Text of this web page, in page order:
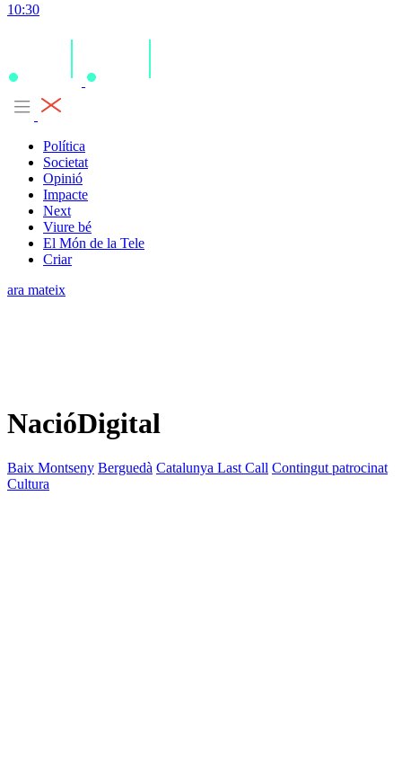
10:30
Política
Societat
Opinió
Impacte
Next
Viure bé
El Món de la Tele
Criar
ara mateix
NacióDigital
Baix Montseny Berguedà Catalunya Last Call Contingut patrocinat
Cultura